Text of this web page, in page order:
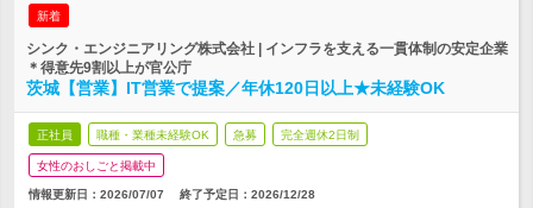
新着
シンク・エンジニアリング株式会社 | インフラを支える一貫体制の安定企業
＊得意先9割以上が官公庁
茨城【営業】IT営業で提案／年休120日以上★未経験OK
正社員 職種・業種未経験OK 急募 完全週休2日制
女性のおしごと掲載中
情報更新日：2026/07/07 終了予定日： 2026/12/28